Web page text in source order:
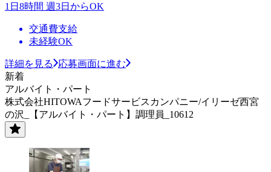
1日8時間 週3日からOK
交通費支給
未経験OK
詳細を見る
応募画面に進む
新着
アルバイト・パート
株式会社HITOWAフードサービスカンパニー/イリーゼ西宮
の沢_【アルバイト・パート】調理員_10612